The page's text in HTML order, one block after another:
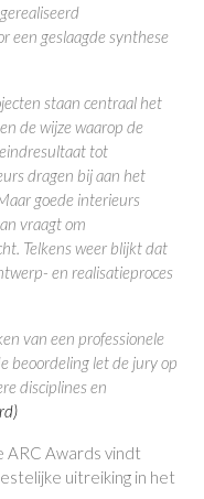
een geslaagde synthese
staan centraal het
de wijze waarop de
tot
dragen bij aan het
goede interieurs
vraagt om
Telkens weer blijkt dat
en realisatieproces
van een professionele
beoordeling let de jury op
disciplines en
)
ARC Awards vindt
uitreiking in het